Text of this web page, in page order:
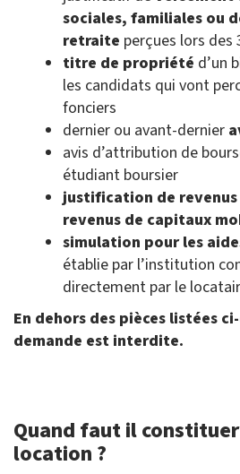
sociales, familiales ou
retraite perçues lors des
titre de propriété d’un
les candidats qui vont
fonciers
dernier ou avant-dernier
avis d’attribution de
étudiant boursier
justification de
revenus de capitaux
simulation pour les
établie par l’institution
directement par le
En dehors des pièces listées
demande est interdite.
Quand faut il
location ?